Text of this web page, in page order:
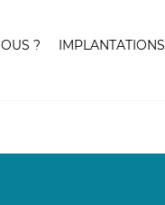
? IMPLANTATIONS